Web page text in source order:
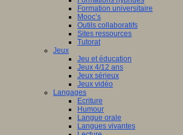
Formation universitaire
Mooc’s
Outils collaboratifs
Sites ressources
Tutorat
Jeux
Jeu et éducation
Jeux 4/12 ans
Jeux sérieux
Jeux vidéo
Langages
Ecriture
Humour
Langue orale
Langues vivantes